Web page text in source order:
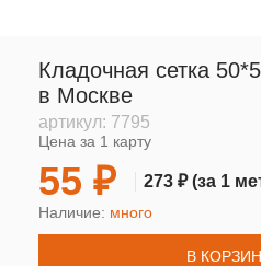
Кладочная сетка
в Москве
артикул: 7795
Цена за 1 карту
55 ₽ 273 ₽(за 1
Наличие: много
В